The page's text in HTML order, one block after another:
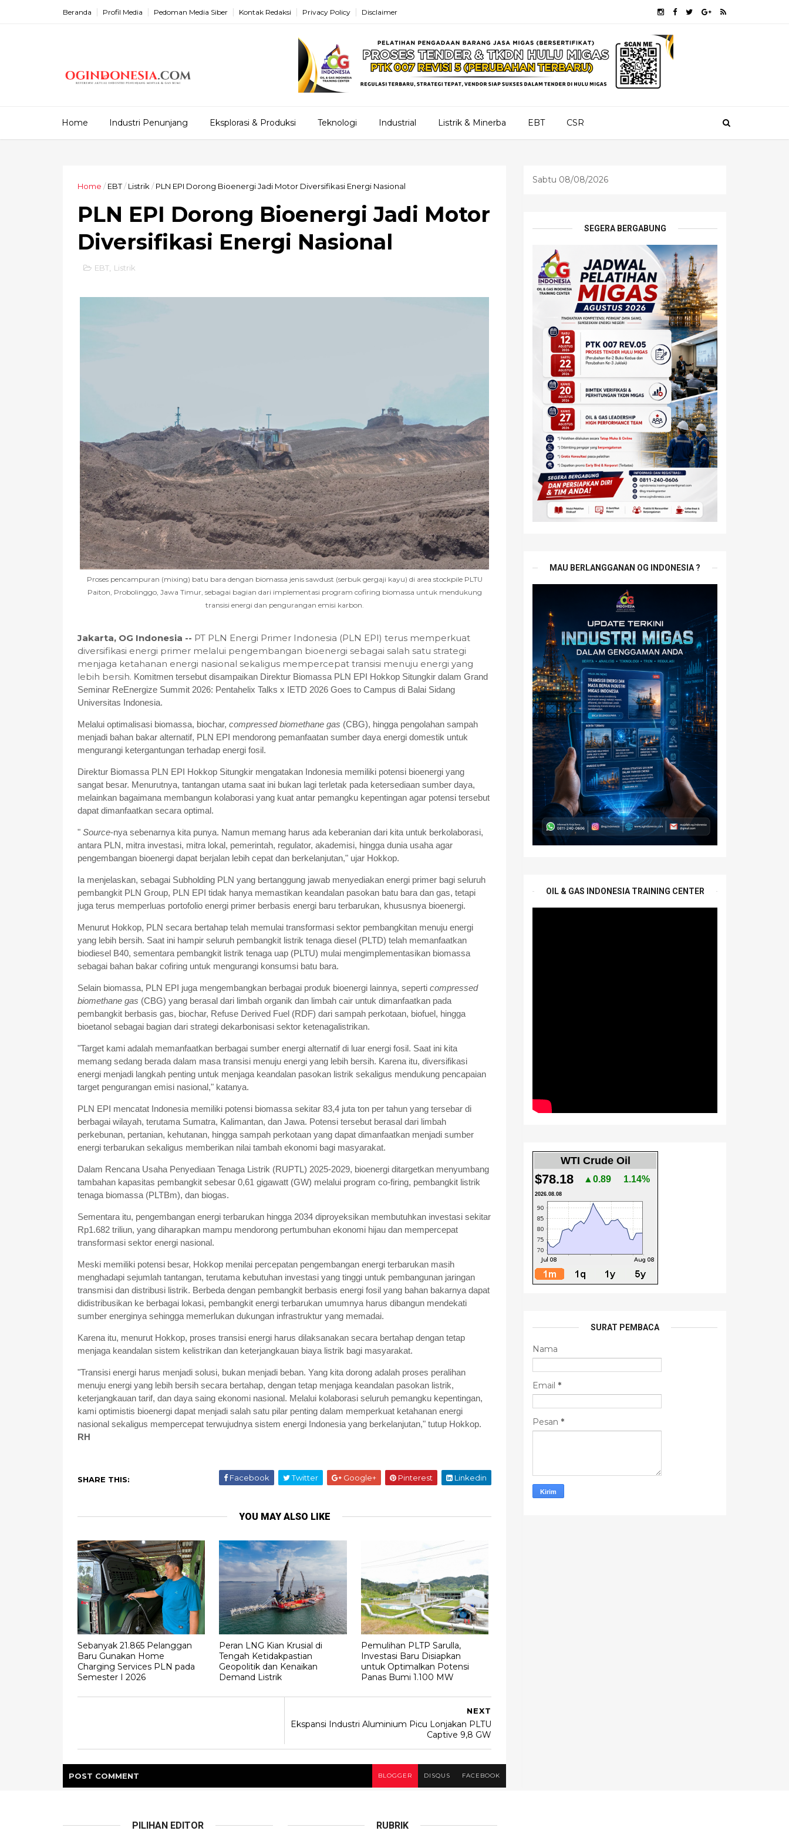
Beranda Profil Media Pedoman Media Siber Kontak Redaksi Privacy Policy Disclaimer
Home Industri Penunjang Eksplorasi & Produksi Teknologi Industrial Listrik & Minerba EBT CSR
Home / EBT/ Listrik / PLN EPI Dorong Bioenergi Jadi Motor Diversifikasi Energi Nasional
PLN EPI Dorong Bioenergi Jadi Motor
Diversifikasi Energi Nasional
EBT Listrik
Proses pencampuran (mixing) batu bara dengan biomassa jenis sawdust (serbuk gergaji kayu) di area stockpile PLTU
Paiton, Probolinggo, Jawa Timur, sebagai bagian dari implementasi program cofiring biomassa untuk mendukung
transisi energi dan pengurangan emisi karbon.
Jakarta, OG Indonesia -- PT PLN Energi Primer Indonesia (PLN EPI) terus memperkuat
diversifikasi energi primer melalui pengembangan bioenergi sebagai salah satu strategi
menjaga ketahanan energi nasional sekaligus mempercepat transisi menuju energi yang
lebih bersih. Komitmen tersebut disampaikan Direktur Biomassa PLN EPI Hokkop Situngkir dalam Grand
Seminar ReEnergize Summit 2026: Pentahelix Talks x IETD 2026 Goes to Campus di Balai Sidang
Universitas Indonesia.
Melalui optimalisasi biomassa, biochar, compressed biomethane gas (CBG), hingga pengolahan sampah
menjadi bahan bakar alternatif, PLN EPI mendorong pemanfaatan sumber daya energi domestik untuk
mengurangi ketergantungan terhadap energi fosil.
Direktur Biomassa PLN EPI Hokkop Situngkir mengatakan Indonesia memiliki potensi bioenergi yang
sangat besar. Menurutnya, tantangan utama saat ini bukan lagi terletak pada ketersediaan sumber daya,
melainkan bagaimana membangun kolaborasi yang kuat antar pemangku kepentingan agar potensi tersebut
dapat dimanfaatkan secara optimal.
" Source-nya sebenarnya kita punya. Namun memang harus ada keberanian dari kita untuk berkolaborasi,
antara PLN, mitra investasi, mitra lokal, pemerintah, regulator, akademisi, hingga dunia usaha agar
pengembangan bioenergi dapat berjalan lebih cepat dan berkelanjutan," ujar Hokkop.
Ia menjelaskan, sebagai Subholding PLN yang bertanggung jawab menyediakan energi primer bagi seluruh
pembangkit PLN Group, PLN EPI tidak hanya memastikan keandalan pasokan batu bara dan gas, tetapi
juga terus memperluas portofolio energi primer berbasis energi baru terbarukan, khususnya bioenergi.
Menurut Hokkop, PLN secara bertahap telah memulai transformasi sektor pembangkitan menuju energi
yang lebih bersih. Saat ini hampir seluruh pembangkit listrik tenaga diesel (PLTD) telah memanfaatkan
biodiesel B40, sementara pembangkit listrik tenaga uap (PLTU) mulai mengimplementasikan biomassa
sebagai bahan bakar cofiring untuk mengurangi konsumsi batu bara.
Selain biomassa, PLN EPI juga mengembangkan berbagai produk bioenergi lainnya, seperti compressed
biomethane gas (CBG) yang berasal dari limbah organik dan limbah cair untuk dimanfaatkan pada
pembangkit berbasis gas, biochar, Refuse Derived Fuel (RDF) dari sampah perkotaan, biofuel, hingga
bioetanol sebagai bagian dari strategi dekarbonisasi sektor ketenagalistrikan.
"Target kami adalah memanfaatkan berbagai sumber energi alternatif di luar energi fosil. Saat ini kita
memang sedang berada dalam masa transisi menuju energi yang lebih bersih. Karena itu, diversifikasi
energi menjadi langkah penting untuk menjaga keandalan pasokan listrik sekaligus mendukung pencapaian
target pengurangan emisi nasional," katanya.
PLN EPI mencatat Indonesia memiliki potensi biomassa sekitar 83,4 juta ton per tahun yang tersebar di
berbagai wilayah, terutama Sumatra, Kalimantan, dan Jawa. Potensi tersebut berasal dari limbah
perkebunan, pertanian, kehutanan, hingga sampah perkotaan yang dapat dimanfaatkan menjadi sumber
energi terbarukan sekaligus memberikan nilai tambah ekonomi bagi masyarakat.
Dalam Rencana Usaha Penyediaan Tenaga Listrik (RUPTL) 2025-2029, bioenergi ditargetkan menyumbang
tambahan kapasitas pembangkit sebesar 0,61 gigawatt (GW) melalui program co-firing, pembangkit listrik
tenaga biomassa (PLTBm), dan biogas.
Sementara itu, pengembangan energi terbarukan hingga 2034 diproyeksikan membutuhkan investasi sekitar
Rp1.682 triliun, yang diharapkan mampu mendorong pertumbuhan ekonomi hijau dan mempercepat
transformasi sektor energi nasional.
Meski memiliki potensi besar, Hokkop menilai percepatan pengembangan energi terbarukan masih
menghadapi sejumlah tantangan, terutama kebutuhan investasi yang tinggi untuk pembangunan jaringan
transmisi dan distribusi listrik. Berbeda dengan pembangkit berbasis energi fosil yang bahan bakarnya dapat
didistribusikan ke berbagai lokasi, pembangkit energi terbarukan umumnya harus dibangun mendekati
sumber energinya sehingga memerlukan dukungan infrastruktur yang memadai.
Karena itu, menurut Hokkop, proses transisi energi harus dilaksanakan secara bertahap dengan tetap
menjaga keandalan sistem kelistrikan dan keterjangkauan biaya listrik bagi masyarakat.
"Transisi energi harus menjadi solusi, bukan menjadi beban. Yang kita dorong adalah proses peralihan
menuju energi yang lebih bersih secara bertahap, dengan tetap menjaga keandalan pasokan listrik,
keterjangkauan tarif, dan daya saing ekonomi nasional. Melalui kolaborasi seluruh pemangku kepentingan,
kami optimistis bioenergi dapat menjadi salah satu pilar penting dalam memperkuat ketahanan energi
nasional sekaligus mempercepat terwujudnya sistem energi Indonesia yang berkelanjutan," tutup Hokkop.
RH
SHARE THIS: Facebook Twitter Google+ Pinterest Linkedin
YOU MAY ALSO LIKE
Sebanyak 21.865 Pelanggan
Baru Gunakan Home
Charging Services PLN pada
Semester I 2026
Peran LNG Kian Krusial di
Tengah Ketidakpastian
Geopolitik dan Kenaikan
Demand Listrik
Pemulihan PLTP Sarulla,
Investasi Baru Disiapkan
untuk Optimalkan Potensi
Panas Bumi 1.100 MW
NEXT
Ekspansi Industri Aluminium Picu Lonjakan PLTU
Captive 9,8 GW
POST COMMENT BLOGGER DISQUS FACEBOOK
Sabtu 08/08/2026
SEGERA BERGABUNG
MAU BERLANGGANAN OG INDONESIA ?
OIL & GAS INDONESIA TRAINING CENTER
WTI Crude Oil
$78.18 ▲0.89 1.14%
2026.08.08
SURAT PEMBACA
Nama
Email *
Pesan *
PILIHAN EDITOR RUBRIK